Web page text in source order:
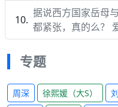
据说西方国家岳母
都紧张，真的么？
专题
周深 徐熙媛（大S）